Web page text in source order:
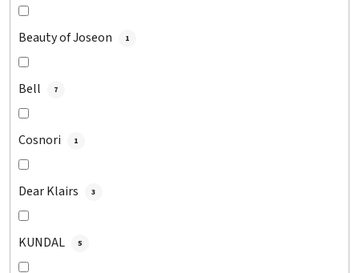
Beauty of Joseon 1
Bell 7
Cosnori 1
Dear Klairs 3
KUNDAL 5